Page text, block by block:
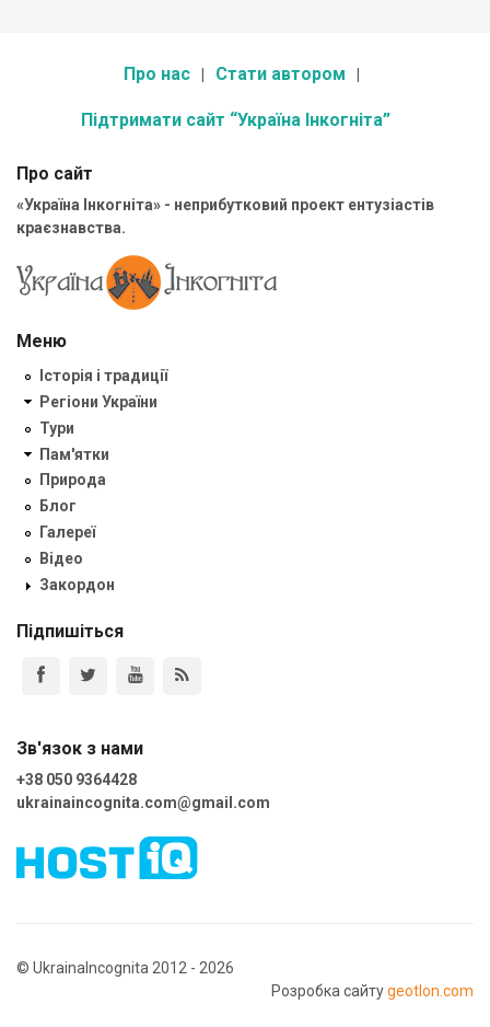
Про нас Стати автором
Підтримати сайт “Україна Інкогніта”
Про сайт
«Україна Інкогніта» - неприбутковий проект ентузіастів
краєзнавства.
Меню
Історія і традиції
Регіони України
Тури
Пам'ятки
Природа
Блог
Галереї
Відео
Закордон
Підпишіться
Зв'язок з нами
+38 050 9364428
ukrainaincognita.com@gmail.com
© UkrainaIncognita 2012 - 2026
Розробка сайтуgeotlon.com